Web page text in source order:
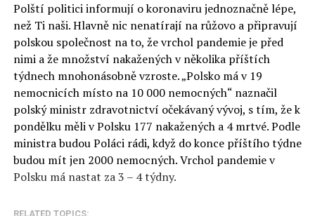
Polští politici informují o koronaviru jednoznačně lépe,
než Ti naši. Hlavně nic nenatírají na růžovo a připravují
polskou společnost na to, že vrchol pandemie je před
nimi a že množství nakažených v několika příštích
týdnech mnohonásobně vzroste. „Polsko má v 19
nemocnicích místo na 10 000 nemocných“ naznačil
polský ministr zdravotnictví očekávaný vývoj, s tím, že k
pondělku měli v Polsku 177 nakažených a 4 mrtvé. Podle
ministra budou Poláci rádi, když do konce příštího týdne
budou mít jen 2000 nemocných. Vrchol pandemie v
Polsku má nastat za 3 – 4 týdny.
RELATED TOPICS: